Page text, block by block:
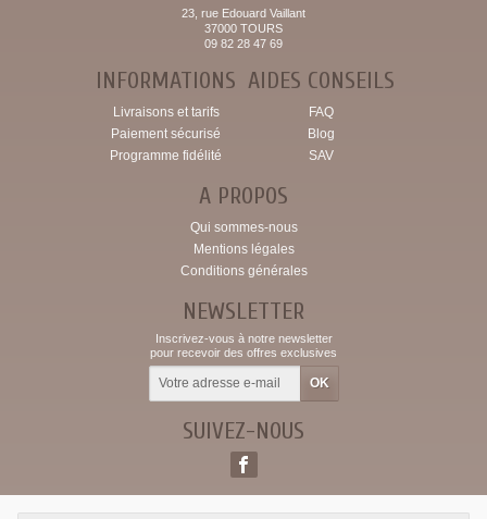
23, rue Edouard Vaillant
37000 TOURS
09 82 28 47 69
INFORMATIONS
Livraisons et tarifs
Paiement sécurisé
Programme fidélité
AIDES CONSEILS
FAQ
Blog
SAV
A PROPOS
Qui sommes-nous
Mentions légales
Conditions générales
NEWSLETTER
Inscrivez-vous à notre newsletter
pour recevoir des offres exclusives
SUIVEZ-NOUS